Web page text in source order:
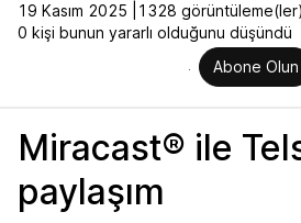
19 Kasım 2025 |
1328 görüntüleme(ler)
0 kişi bunun yararlı olduğunu düşündü
Abone Olun
Miracast® ile
paylaşım